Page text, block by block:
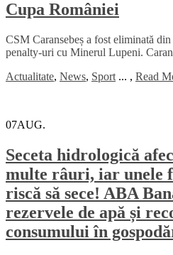
Cupa României
CSM Caransebeș a fost eliminată
penalty-uri cu Minerul Lupeni.
Actualitate, News, Sport ... , Read
07AUG.
Seceta hidrologică
multe râuri, iar unele
riscă să sece! ABA
rezervele de apă și
consumului în